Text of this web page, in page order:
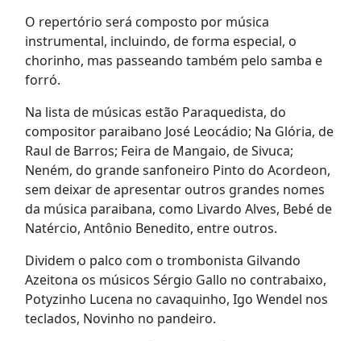
O repertório será composto por música
instrumental, incluindo, de forma especial, o
chorinho, mas passeando também pelo samba e
forró.
Na lista de músicas estão Paraquedista, do
compositor paraibano José Leocádio; Na Glória, de
Raul de Barros; Feira de Mangaio, de Sivuca;
Neném, do grande sanfoneiro Pinto do Acordeon,
sem deixar de apresentar outros grandes nomes
da música paraibana, como Livardo Alves, Bebé de
Natércio, Antônio Benedito, entre outros.
Dividem o palco com o trombonista Gilvando
Azeitona os músicos Sérgio Gallo no contrabaixo,
Potyzinho Lucena no cavaquinho, Igo Wendel nos
teclados, Novinho no pandeiro.